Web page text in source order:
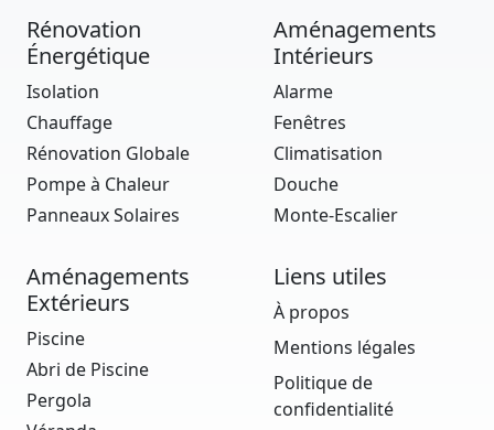
Rénovation
Énergétique
Isolation
Chauffage
Rénovation Globale
Pompe à Chaleur
Panneaux Solaires
Aménagements
Intérieurs
Alarme
Fenêtres
Climatisation
Douche
Monte-Escalier
Aménagements
Extérieurs
Piscine
Abri de Piscine
Pergola
Liens utiles
À propos
Mentions légales
Politique de
confidentialité